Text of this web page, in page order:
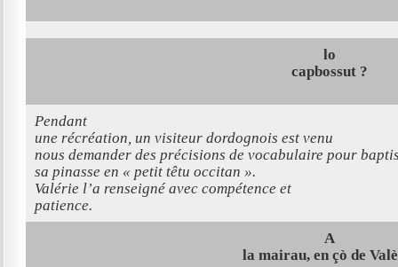
lo
capbossut ?
Pendant
une récréation, un visiteur dordognois est venu
nous demander des précisions de vocabulaire pour
sa pinasse en « petit têtu occitan ».
Valérie l’a renseigné avec compétence et
patience.
A
la mairau, en çò de